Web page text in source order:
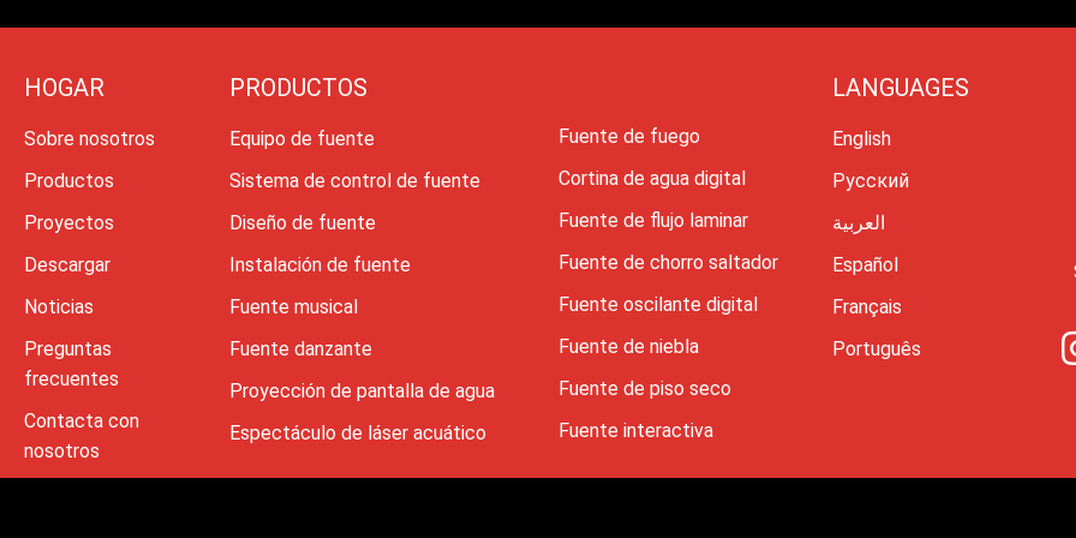
HOGAR
Sobre nosotros
Productos
Proyectos
Descargar
Noticias
Preguntas
frecuentes
Contacta con
nosotros
PRODUCTOS
Equipo de fuente
Sistema de control de fuente
Diseño de fuente
Instalación de fuente
Fuente musical
Fuente danzante
Proyección de pantalla de agua
Espectáculo de láser acuático
Fuente de fuego
Cortina de agua digital
Fuente de flujo laminar
Fuente de chorro saltador
Fuente oscilante digital
Fuente de niebla
Fuente de piso seco
Fuente interactiva
LANGUAGES
English
Русский
العربية
Español
Français
Português